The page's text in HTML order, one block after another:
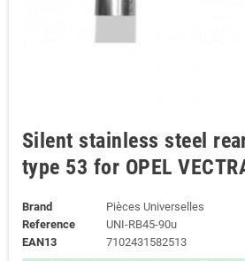
Silent stainless steel
type 53 for OPEL
Brand
Pièces Universelles
Reference
UNI-RB45-90u
EAN13
7102431582513